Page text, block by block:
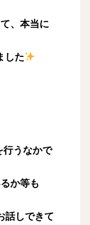
、本当に
した
行うなかで
か等も
話しできて